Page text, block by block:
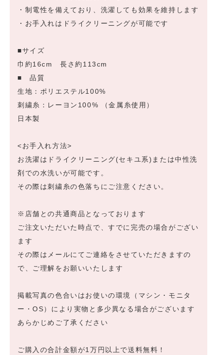
・制電性を備えており、洗濯しても効果を維持します
・お手入れはドライクリーニングが可能です
■サイズ
巾約16cm 長さ約113cm
■ 品質
生地：ポリエステル100%
刺繍糸：レーヨン100% （金属糸使用）
日本製
<お手入れ方法>
お洗濯はドライクリーニング(セキユ系)または中性洗
剤での水洗いが可能です。
その際は刺繍糸の色落ちにご注意ください。
※店舗との共通商品となっております
ご注文いただいた時点で、すでに完売の場合がござい
ます
その際はメールにてご連絡をさせていただきますの
で、ご理解をお願いいたします
掲載写真の色合いはお使いの環境（マシン・モニタ
ー・OS）により実物と多少異なる場合がございます
あらかじめご了承ください
ご購入の合計金額が1万円以上で送料無料！